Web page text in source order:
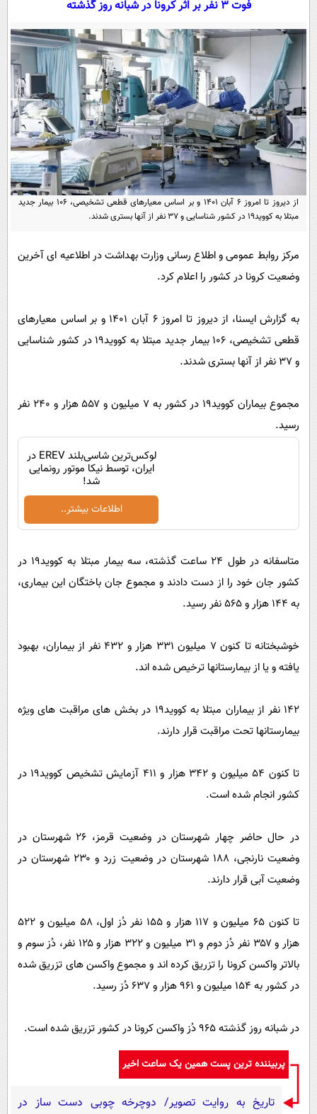
سیاسی
اقتصاد
اقتصادی
خودرو
جامعه
اجتماعی
حوادث
سلامت
یک برش دانایی
محیط زیست
سفر و تفریح
ورزشی
بین الملل
سیاست خارجی
فرهنگ و هنر
علم و دانش
فناوری و It
علمی
قرآن
گوناگون
سرگرمی
مجله تصویری سلاح
فیلم
سرگرمی
حوادث
سلامت
اجتماعی
حیات وحش
سیاست خارجی
پیامک
روانشناسی
دانلود
آموزش زبان
فوت ۳ نفر بر اثر کرونا در شبانه روز گذشته
از دیروز تا امروز ۶ آبان ۱۴۰۱ و بر اساس معیارهای قطعی تشخیصی، ۱۰۶ بیمار جدید
مبتلا به کووید۱۹ در کشور شناسایی و ۳۷ نفر از آنها بستری شدند.
مرکز روابط عمومی و اطلاع رسانی وزارت بهداشت در اطلاعیه ای آخرین
وضعیت کرونا در کشور را اعلام کرد.
به گزارش ایسنا، از دیروز تا امروز ۶ آبان ۱۴۰۱ و بر اساس معیارهای
قطعی تشخیصی، ۱۰۶ بیمار جدید مبتلا به کووید۱۹ در کشور شناسایی
و ۳۷ نفر از آنها بستری شدند.
مجموع بیماران کووید۱۹ در کشور به ۷ میلیون و ۵۵۷ هزار و ۲۴۰ نفر
رسید.
لوکس‌ترین شاسی‌بلند EREV در
ایران، توسط نیکا موتور رونمایی
شد!
اطلاعات بیشتر..
متاسفانه در طول ۲۴ ساعت گذشته، سه بیمار مبتلا به کووید۱۹ در
کشور جان خود را از دست دادند و مجموع جان باختگان این بیماری،
به ۱۴۴ هزار و ۵۶۵ نفر رسید.
خوشبختانه تا کنون ۷ میلیون ۳۳۱ هزار و ۴۳۲ نفر از بیماران، بهبود
یافته و یا از بیمارستانها ترخیص شده اند.
۱۴۲ نفر از بیماران مبتلا به کووید۱۹ در بخش های مراقبت های ویژه
بیمارستانها تحت مراقبت قرار دارند.
تا کنون ۵۴ میلیون و ۳۴۲ هزار و ۴۱۱ آزمایش تشخیص کووید۱۹ در
کشور انجام شده است.
در حال حاضر چهار شهرستان در وضعیت قرمز، ۲۶ شهرستان در
وضعیت نارنجی، ۱۸۸ شهرستان در وضعیت زرد و ۲۳۰ شهرستان در
وضعیت آبی قرار دارند.
تا کنون ۶۵ میلیون و ۱۱۷ هزار و ۱۵۵ نفر دُز اول، ۵۸ میلیون و ۵۲۲
هزار و ۳۵۷ نفر دُز دوم و ۳۱ میلیون و ۳۲۲ هزار و ۱۲۵ نفر، دُز سوم و
بالاتر واکسن کرونا را تزریق کرده اند و مجموع واکسن های تزریق شده
در کشور به ۱۵۴ میلیون و ۹۶۱ هزار و ۶۳۷ دُز رسید.
در شبانه روز گذشته ۹۶۵ دُز واکسن کرونا در کشور تزریق شده است.
پربیننده ترین پست همین یک ساعت اخیر
تاریخ به روایت تصویر/ دوچرخه چوبی دست ساز در